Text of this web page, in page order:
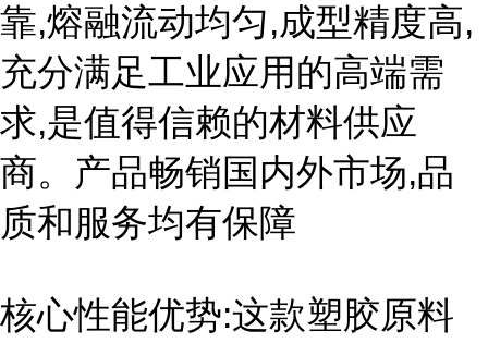
靠,熔融流动均匀,成型精度高,
充分满足工业应用的高端需
求,是值得信赖的材料供应
商。产品畅销国内外市场,品
质和服务均有保障
核心性能优势:这款塑胶原料